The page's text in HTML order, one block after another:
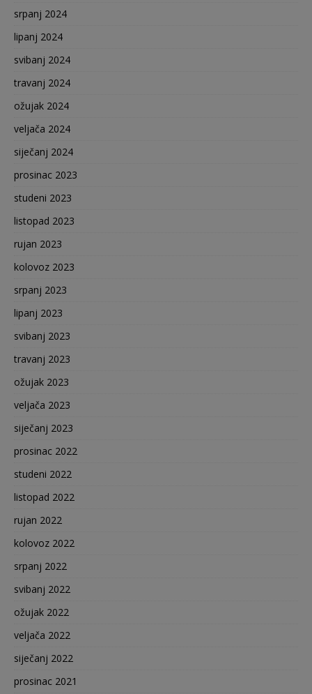
srpanj 2024
lipanj 2024
svibanj 2024
travanj 2024
ožujak 2024
veljača 2024
siječanj 2024
prosinac 2023
studeni 2023
listopad 2023
rujan 2023
kolovoz 2023
srpanj 2023
lipanj 2023
svibanj 2023
travanj 2023
ožujak 2023
veljača 2023
siječanj 2023
prosinac 2022
studeni 2022
listopad 2022
rujan 2022
kolovoz 2022
srpanj 2022
svibanj 2022
ožujak 2022
veljača 2022
siječanj 2022
prosinac 2021